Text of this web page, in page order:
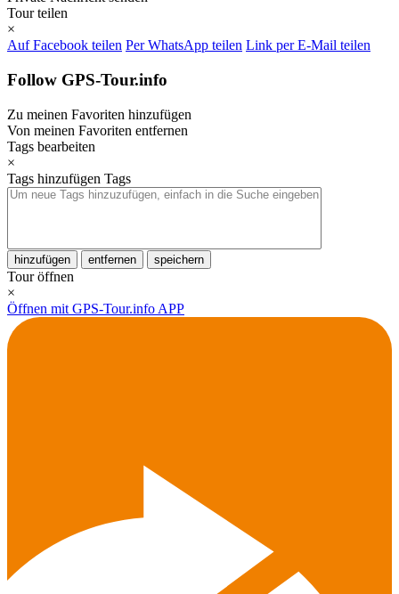
Tour teilen
×
Auf Facebook teilen Per WhatsApp teilen Link per E-Mail teilen
Follow GPS-Tour.info
Zu meinen Favoriten hinzufügen
Von meinen Favoriten entfernen
Tags bearbeiten
×
Tags hinzufügen Tags
hinzufügen entfernen speichern
Tour öffnen
×
Öffnen mit GPS-Tour.info APP